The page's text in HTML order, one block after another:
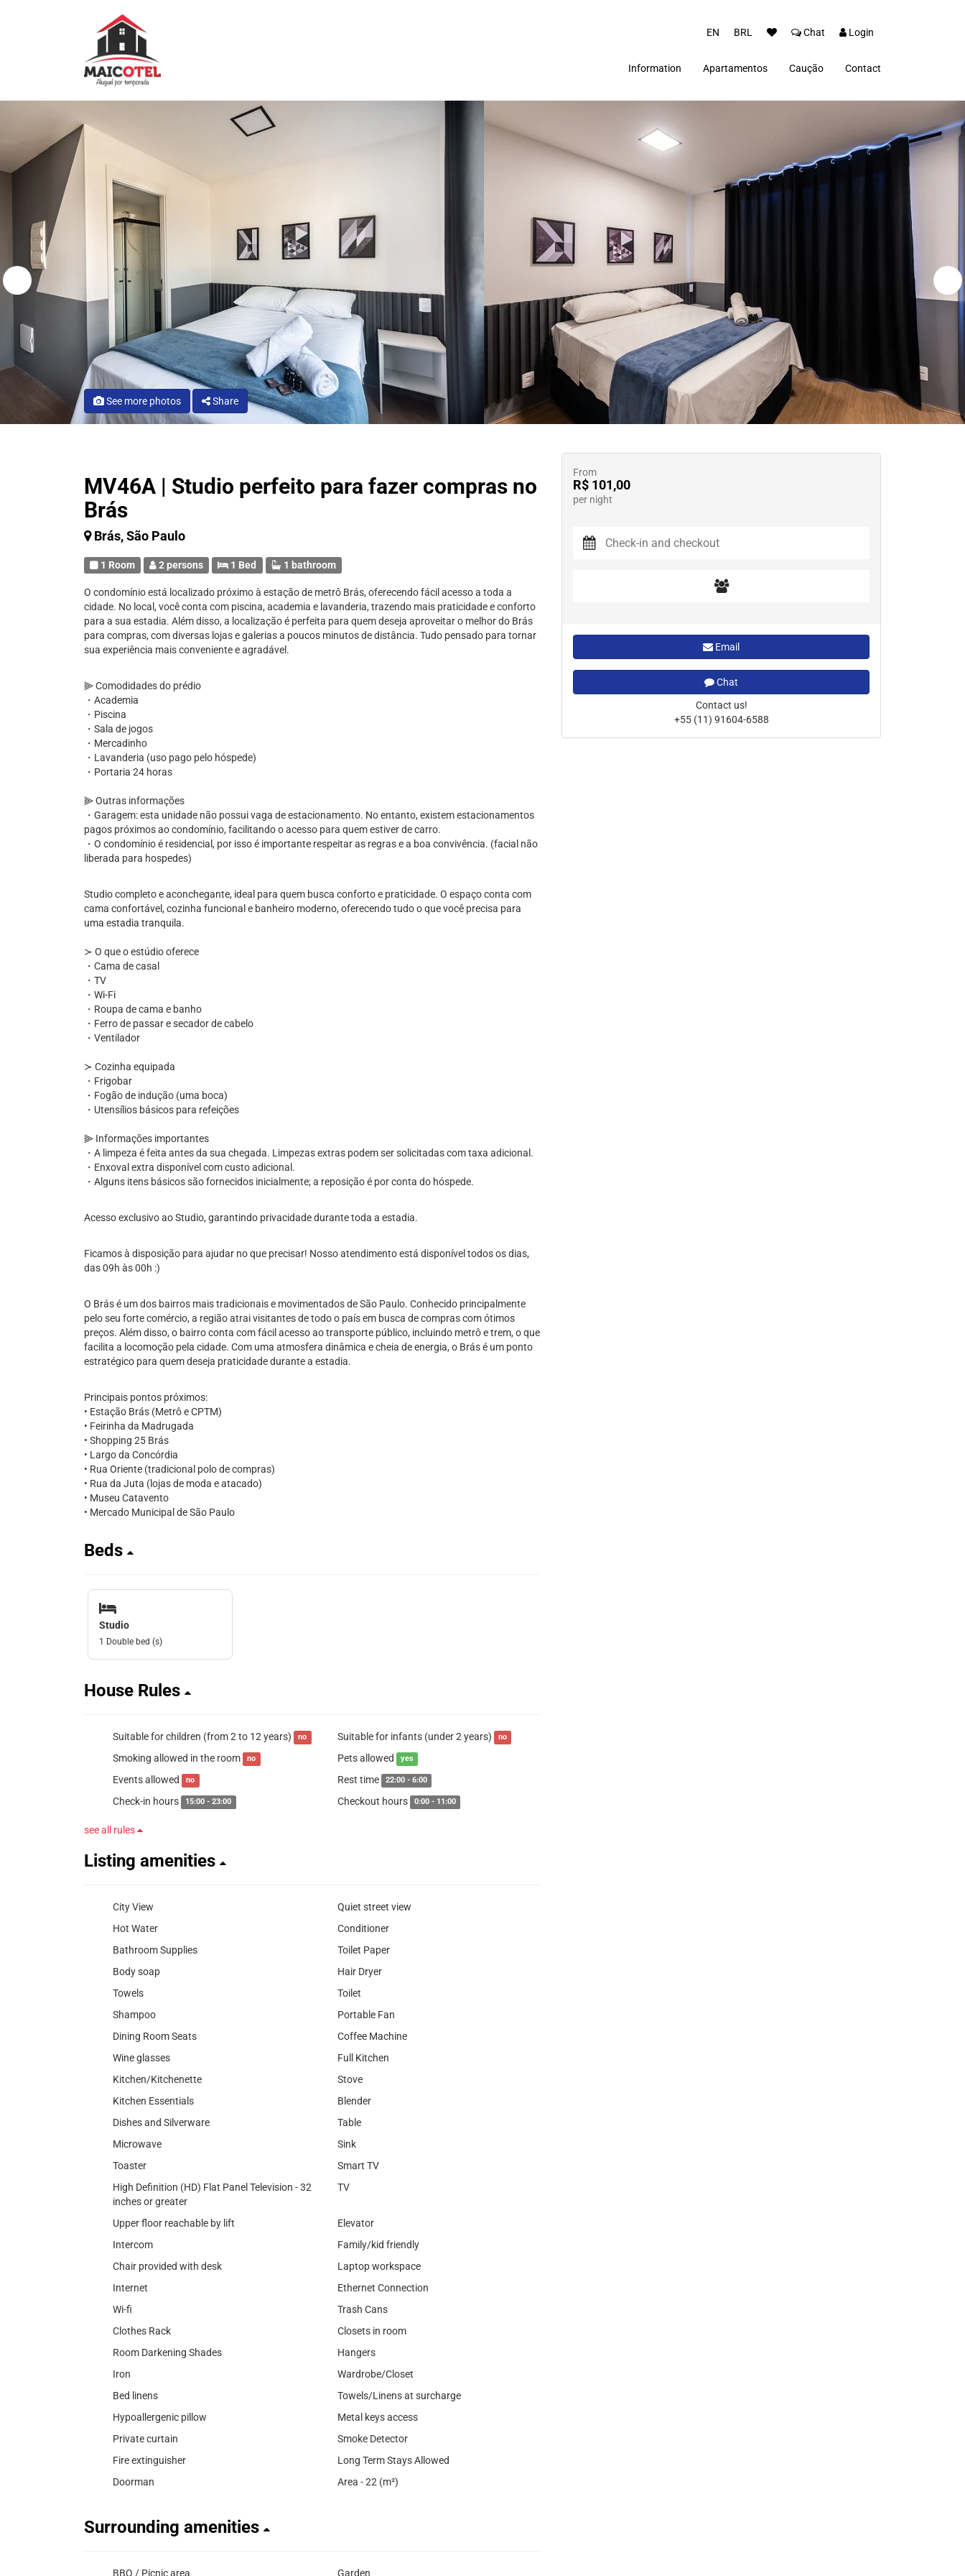
EN BRL Chat Login
Information Apartamentos Caução Contact
See more photos Share
MV46A | Studio perfeito para fazer compras no
Brás
Brás, São Paulo
1 Room 2 persons 1 Bed 1 bathroom
O condomínio está localizado próximo à estação de metrô Brás, oferecendo fácil acesso a toda a
cidade. No local, você conta com piscina, academia e lavanderia, trazendo mais praticidade e conforto
para a sua estadia. Além disso, a localização é perfeita para quem deseja aproveitar o melhor do Brás
para compras, com diversas lojas e galerias a poucos minutos de distância. Tudo pensado para tornar
sua experiência mais conveniente e agradável.
⫸ Comodidades do prédio
・Academia
・Piscina
・Sala de jogos
・Mercadinho
・Lavanderia (uso pago pelo hóspede)
・Portaria 24 horas
⫸ Outras informações
・Garagem: esta unidade não possui vaga de estacionamento. No entanto, existem estacionamentos
pagos próximos ao condomínio, facilitando o acesso para quem estiver de carro.
・O condomínio é residencial, por isso é importante respeitar as regras e a boa convivência. (facial não
liberada para hospedes)
Studio completo e aconchegante, ideal para quem busca conforto e praticidade. O espaço conta com
cama confortável, cozinha funcional e banheiro moderno, oferecendo tudo o que você precisa para
uma estadia tranquila.
≻ O que o estúdio oferece
・Cama de casal
・TV
・Wi-Fi
・Roupa de cama e banho
・Ferro de passar e secador de cabelo
・Ventilador
≻ Cozinha equipada
・Frigobar
・Fogão de indução (uma boca)
・Utensílios básicos para refeições
⫸ Informações importantes
・A limpeza é feita antes da sua chegada. Limpezas extras podem ser solicitadas com taxa adicional.
・Enxoval extra disponível com custo adicional.
・Alguns itens básicos são fornecidos inicialmente; a reposição é por conta do hóspede.
Acesso exclusivo ao Studio, garantindo privacidade durante toda a estadia.
Ficamos à disposição para ajudar no que precisar! Nosso atendimento está disponível todos os dias,
das 09h às 00h :)
O Brás é um dos bairros mais tradicionais e movimentados de São Paulo. Conhecido principalmente
pelo seu forte comércio, a região atrai visitantes de todo o país em busca de compras com ótimos
preços. Além disso, o bairro conta com fácil acesso ao transporte público, incluindo metrô e trem, o que
facilita a locomoção pela cidade. Com uma atmosfera dinâmica e cheia de energia, o Brás é um ponto
estratégico para quem deseja praticidade durante a estadia.
Principais pontos próximos:
• Estação Brás (Metrô e CPTM)
• Feirinha da Madrugada
• Shopping 25 Brás
• Largo da Concórdia
• Rua Oriente (tradicional polo de compras)
• Rua da Juta (lojas de moda e atacado)
• Museu Catavento
• Mercado Municipal de São Paulo
Beds
Studio
1 Double bed (s)
House Rules
Suitable for children (from 2 to 12 years) no Suitable for infants (under 2 years) no
Smoking allowed in the room no Pets allowed yes
Events allowed no Rest time 22:00 - 6:00
Check-in hours 15:00 - 23:00 Checkout hours 0:00 - 11:00
see all rules
Listing amenities
City View
Quiet street view
Hot Water
Conditioner
Bathroom Supplies
Toilet Paper
Body soap
Hair Dryer
Towels
Toilet
Shampoo
Portable Fan
Dining Room Seats
Coffee Machine
Wine glasses
Full Kitchen
Kitchen/Kitchenette
Stove
Kitchen Essentials
Blender
Dishes and Silverware
Table
Microwave
Sink
Toaster
Smart TV
High Definition (HD) Flat Panel Television - 32
inches or greater
TV
Upper floor reachable by lift
Elevator
Intercom
Family/kid friendly
Chair provided with desk
Laptop workspace
Internet
Ethernet Connection
Wi-fi
Trash Cans
Clothes Rack
Closets in room
Room Darkening Shades
Hangers
Iron
Wardrobe/Closet
Bed linens
Towels/Linens at surcharge
Hypoallergenic pillow
Metal keys access
Private curtain
Smoke Detector
Fire extinguisher
Long Term Stays Allowed
Doorman
Area - 22 (m²)
Surrounding amenities
BBQ / Picnic area Garden
From
R$ 101,00
per night
Email
Chat
Contact us!
+55 (11) 91604-6588